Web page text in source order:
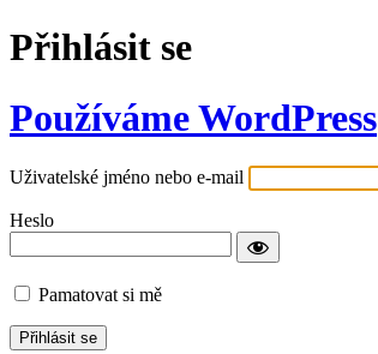
Přihlásit se
Používáme WordPress
Uživatelské jméno nebo e-mail
Heslo
Pamatovat si mě